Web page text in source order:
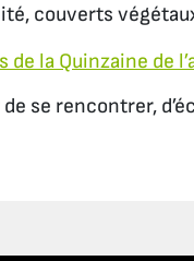
couverts
de la Quinzaine de
se rencontrer,